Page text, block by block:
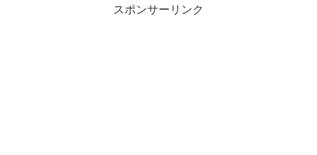
スポンサーリンク